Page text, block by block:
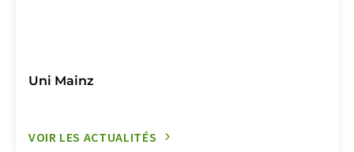
Uni Mainz
VOIR LES ACTUALITÉS